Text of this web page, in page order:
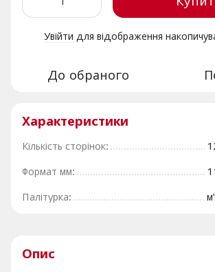
Увійти для відображення
До обраного
Характеристики
Кількість сторінок:
Формат мм:
Палітурка:
Опис